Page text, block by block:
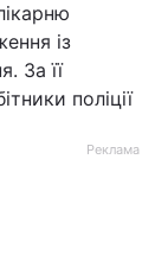
із
За її
поліції
Реклама